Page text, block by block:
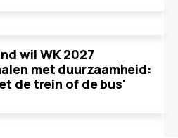
wil WK 2027
met duurzaamheid:
de trein of de bus'